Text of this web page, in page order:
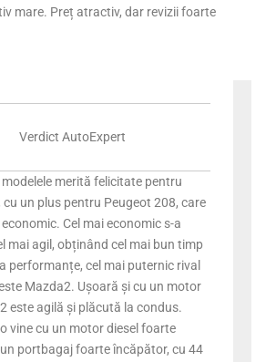
mare. Preț atractiv, dar revizii foarte
Verdict AutoExpert
merită felicitate pentru
cu un plus pentru Peugeot 208, care
Cel mai economic s-a
mai agil, obținând cel mai bun timp
performanțe, cel mai puternic rival
Mazda2. Ușoară și cu un motor
este agilă și plăcută la condus.
vine cu un motor diesel foarte
portbagaj foarte încăpător, cu 44